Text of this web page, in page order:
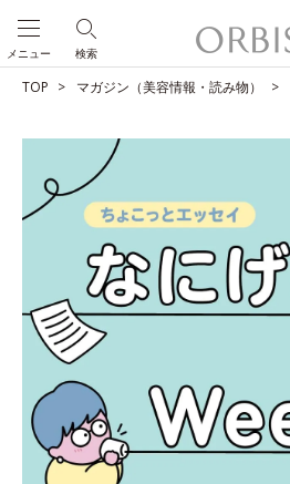
検索
メニュー
TOP マガジン（美容情報・読み物）